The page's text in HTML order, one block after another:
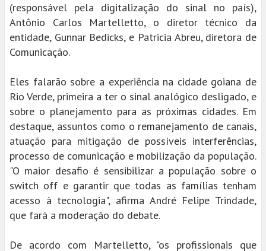
(responsável pela digitalização do sinal no país),
Antônio Carlos Martelletto, o diretor técnico da
entidade, Gunnar Bedicks, e Patricia Abreu, diretora de
Comunicação.
Eles falarão sobre a experiência na cidade goiana de
Rio Verde, primeira a ter o sinal analógico desligado, e
sobre o planejamento para as próximas cidades. Em
destaque, assuntos como o remanejamento de canais,
atuação para mitigação de possíveis interferências,
processo de comunicação e mobilização da população.
"O maior desafio é sensibilizar a população sobre o
switch off e garantir que todas as famílias tenham
acesso à tecnologia", afirma André Felipe Trindade,
que fará a moderação do debate.
De acordo com Martelletto, "os profissionais que